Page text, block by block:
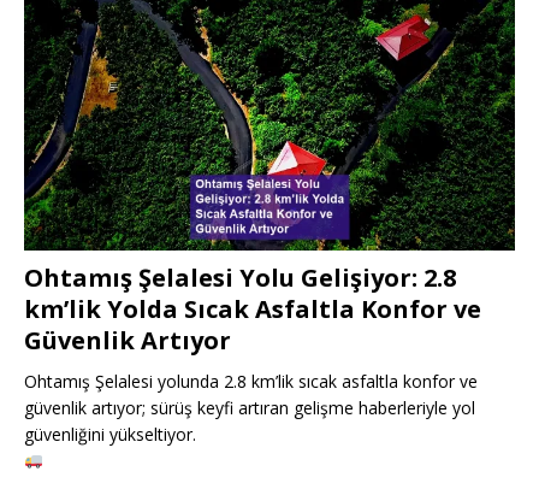
Ohtamış Şelalesi Yolu Gelişiyor: 2.8
km’lik Yolda Sıcak Asfaltla Konfor ve
Güvenlik Artıyor
Ohtamış Şelalesi yolunda 2.8 km’lik sıcak asfaltla konfor ve
güvenlik artıyor; sürüş keyfi artıran gelişme haberleriyle yol
güvenliğini yükseltiyor.